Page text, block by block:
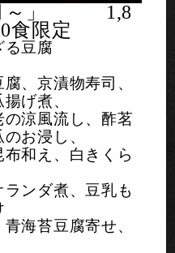
月～」 1,8
食限定
豆腐
、京漬物寿司、
げ煮、
風流し、酢茗
お浸し、
え、白きくら
ダ煮、豆乳も
海苔豆腐寄せ、